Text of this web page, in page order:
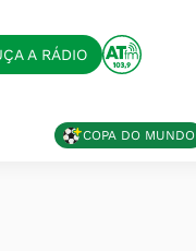
A RÁDIO
COPA DO MUNDO